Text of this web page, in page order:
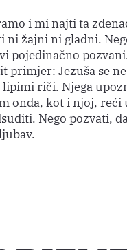
i mi najti ta
ni žajni ni gladni.
pojedinačno
primjer: Jezuša se
riči. Njega
onda, kot i njoj, reći
Nego pozvati,